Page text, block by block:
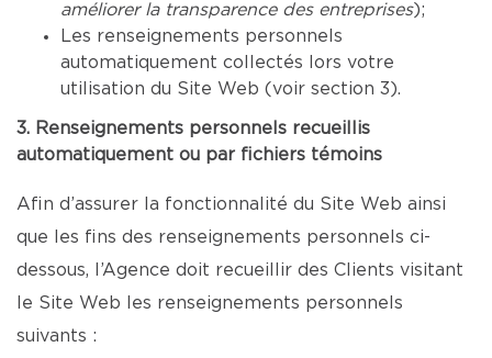
améliorer la transparence des entreprises);
Les renseignements personnels
automatiquement collectés lors votre
utilisation du Site Web (voir section 3).
3. Renseignements personnels recueillis
automatiquement ou par fichiers témoins
Afin d’assurer la fonctionnalité du Site Web ainsi
que les fins des renseignements personnels ci-
dessous, l’Agence doit recueillir des Clients visitant
le Site Web les renseignements personnels
suivants :